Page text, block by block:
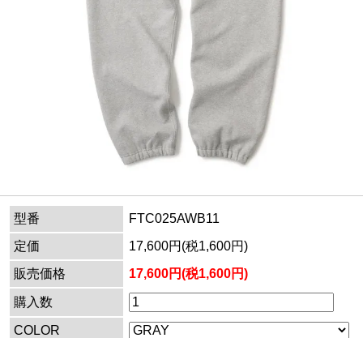
型番
FTC025AWB11
定価
17,600円(税1,600円)
販売価格
17,600円(税1,600円)
購入数
COLOR